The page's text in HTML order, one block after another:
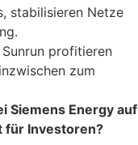
stabilisieren Netze
profitieren
zum
Siemens Energy auf
für Investoren?